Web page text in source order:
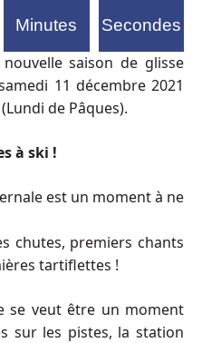
Minutes Secondes
saison de glisse
11 décembre 2021
de Pâques).
à ski !
est un moment à ne
chutes, premiers chants
tartiflettes !
se veut être un moment
sur les pistes, la station